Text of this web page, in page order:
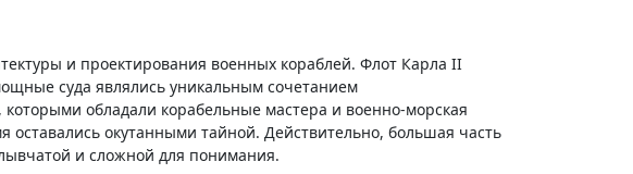
и проектирования военных кораблей. Флот Карла II
суда являлись уникальным сочетанием
обладали корабельные мастера и военно-морская
оставались окутанными тайной. Действительно, большая часть
и сложной для понимания.